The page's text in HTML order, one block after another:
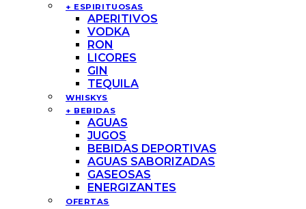
+ ESPIRITUOSAS
APERITIVOS
VODKA
RON
LICORES
GIN
TEQUILA
WHISKYS
+ BEBIDAS
AGUAS
JUGOS
BEBIDAS DEPORTIVAS
AGUAS SABORIZADAS
GASEOSAS
ENERGIZANTES
OFERTAS